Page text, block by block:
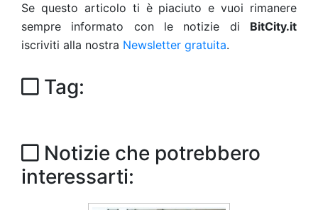
Se questo articolo ti è piaciuto e vuoi rimanere
sempre informato con le notizie di BitCity.it
iscriviti alla nostra Newsletter gratuita.
Tag:
Notizie che potrebbero
interessarti: